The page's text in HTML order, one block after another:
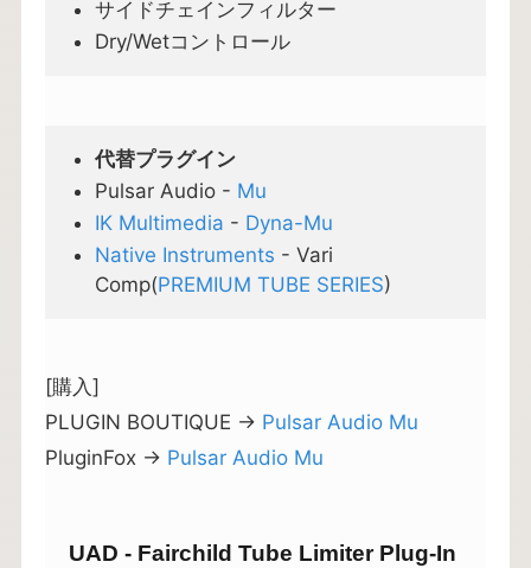
サイドチェインフィルター
Dry/Wetコントロール
代替プラグイン
Pulsar Audio - Mu
IK Multimedia - Dyna-Mu
Native Instruments - Vari
Comp(PREMIUM TUBE SERIES)
[購入]
PLUGIN BOUTIQUE → Pulsar Audio Mu
PluginFox → Pulsar Audio Mu
UAD - Fairchild Tube Limiter Plug-In